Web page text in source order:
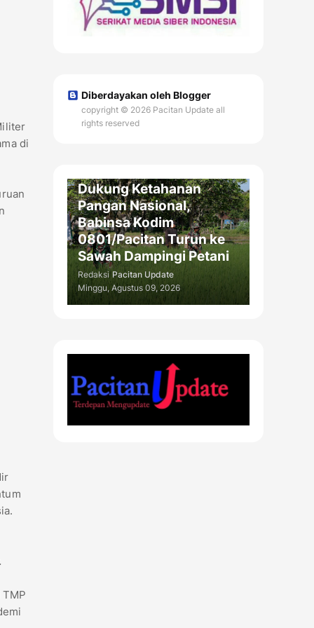
di
Diberdayakan oleh Blogger
copyright © 2026 Pacitan Update all
rights reserved
Dukung Ketahanan
Pangan Nasional,
Babinsa Kodim
0801/Pacitan Turun ke
Sawah Dampingi Petani
Redaksi Pacitan Update
Minggu, Agustus 09, 2026